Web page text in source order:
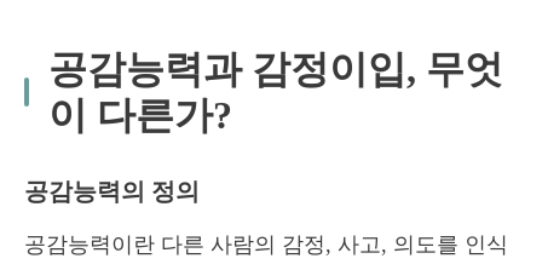
공감능력과 감정이입, 무엇
이 다른가?
공감능력의 정의
공감능력이란 다른 사람의 감정, 사고, 의도를 인식